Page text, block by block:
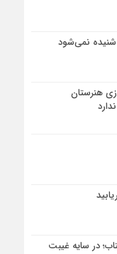
نمی‌شود
هنرستان
در سایه غیبت